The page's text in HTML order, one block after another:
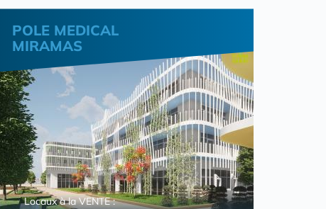
POLE MEDICAL
MIRAMAS
Locaux à la VENTE :